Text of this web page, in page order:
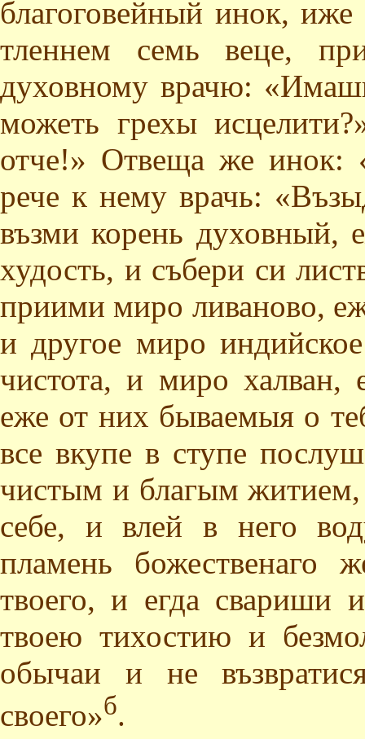
благоговейный инок, иже
тленнем семь веце,
духовному врачю:
можеть грехы
отче!» Отвеща же инок:
рече к нему врачь:
възми корень духовный,
худость, и събери си
приими миро ливаново,
и другое миро
чистота, и миро
еже от них бываемыя о
все вкупе в ступе
чистым и благым
себе, и влей в него
пламень божественаго
твоего, и егда
твоею тихостию и
обычаи и не
своего»б.